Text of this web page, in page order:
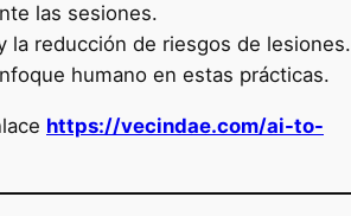
las sesiones.
la reducción de riesgos de lesiones.
humano en estas prácticas.
https://vecindae.com/ai-to-